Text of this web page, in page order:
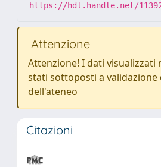
https://hdl.handle.net/
Attenzione
Attenzione! I dati visualizzati
stati sottoposti a validazione
dell'ateneo
Citazioni